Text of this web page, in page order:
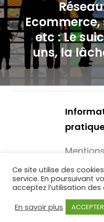
o
n
d
e
l
etc : Le
uns, la
Ce site utilise des
service. En poursuivant
acceptez l’utilisation des
En savoir plus
ACCEPTER